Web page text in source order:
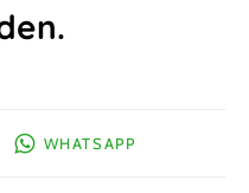
WHATSAPP